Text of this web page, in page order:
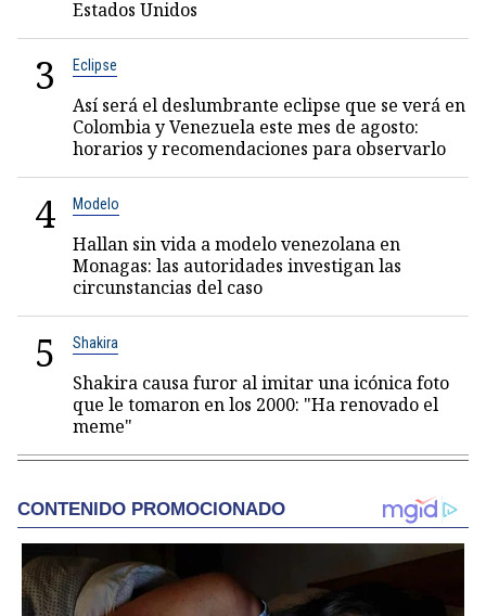
Estados Unidos
3 Eclipse
Así será el deslumbrante eclipse que se verá en
Colombia y Venezuela este mes de agosto:
horarios y recomendaciones para observarlo
4 Modelo
Hallan sin vida a modelo venezolana en
Monagas: las autoridades investigan las
circunstancias del caso
5 Shakira
Shakira causa furor al imitar una icónica foto
que le tomaron en los 2000: "Ha renovado el
meme"